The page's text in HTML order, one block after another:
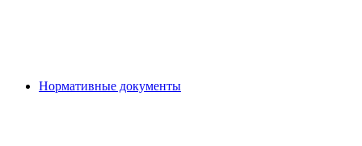
Нормативные документы